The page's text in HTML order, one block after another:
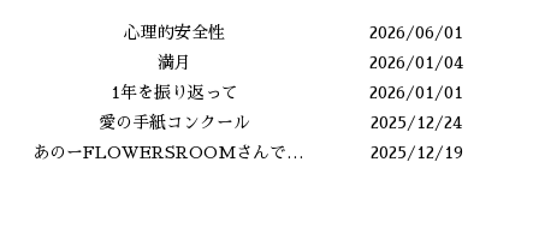
心理的安全性
2026/06/01
満月
2026/01/04
1年を振り返って
2026/01/01
愛の手紙コンクール
2025/12/24
2025/12/19